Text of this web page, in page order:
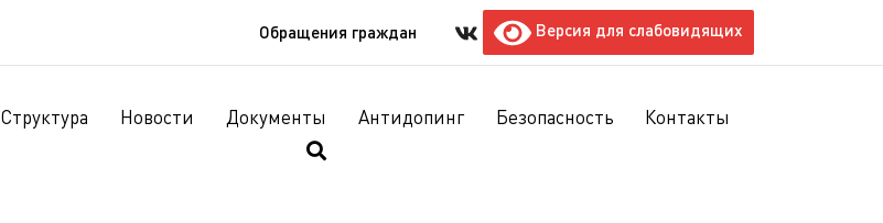
Обращения граждан Версия для слабовидящих
Структура Новости Документы Антидопинг Безопасность Контакты